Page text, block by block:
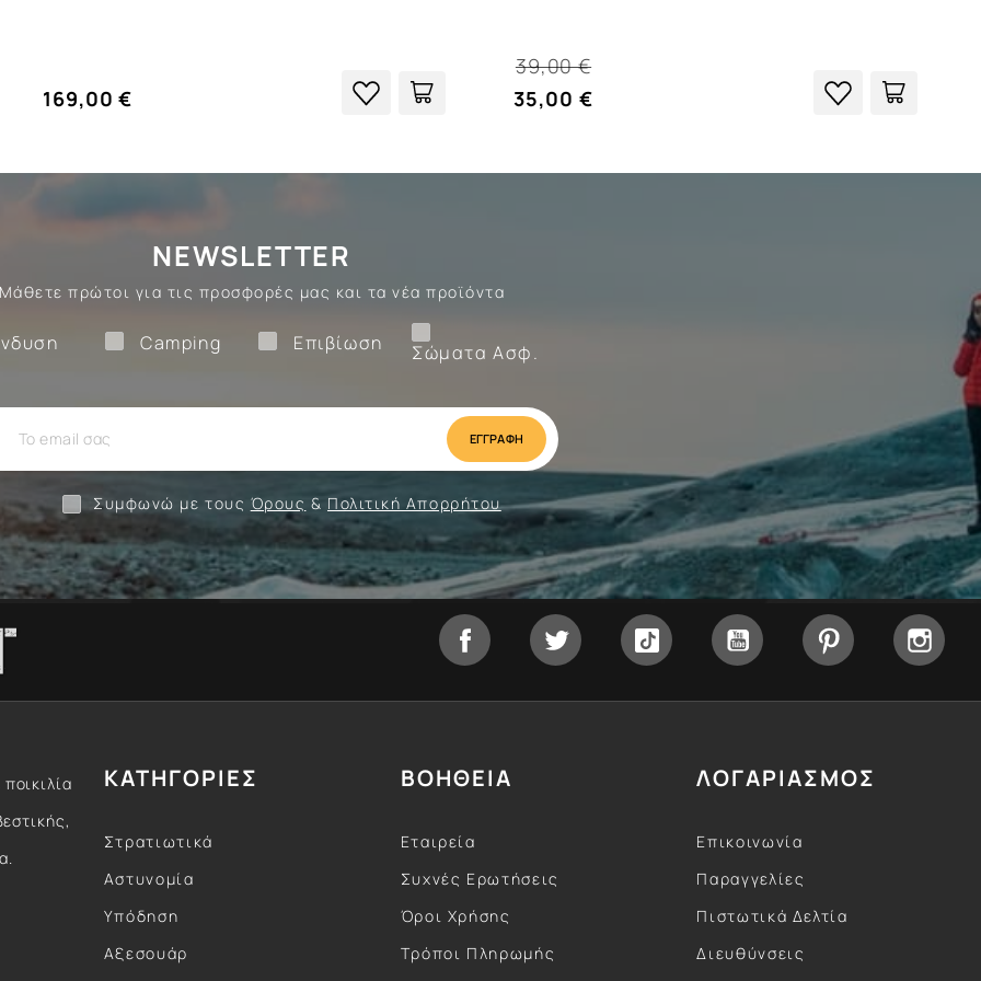
169,00 € 35,00 €
39,00 €
NEWSLETTER
Μάθετε πρώτοι για τις προσφορές μας και τα νέα προϊόντα
Σώματα Ασφ.
Επιβίωση
Επιβίωση
Camping
Camping
Ένδυση
Συμφωνώ με τους Όρους & Πολιτική Απορρήτου
Facebook Twitter Tiktok YouTube Pinterest
ΚΑΤΗΓΟΡΙΕΣ
Στρατιωτικά
Αστυνομία
Υπόδηση
Αξεσουάρ
ΒΟΗΘΕΙΑ
Εταιρεία
Συχνές Ερωτήσεις
Όροι Χρήσης
Τρόποι Πληρωμής
ΛΟΓΑΡΙΑΣΜΟΣ
Επικοινωνία
Παραγγελίες
Πιστωτικά Δελτία
Διευθύνσεις